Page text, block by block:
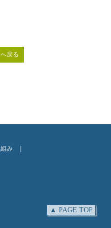
戻る
▲ PAGE TOP
み